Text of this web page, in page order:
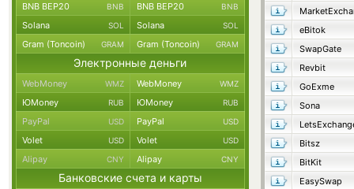
eBitok
SwapGate
Revbit
GoExme
Sona
Bitsz
BitKit
EasySwap
BNB BEP20 BNB BNB BEP20 BNB
Solana SOL Solana SOL
Gram (Toncoin) GRAM Gram (Toncoin) GRAM
Электронные деньги
WebMoney WMZ WebMoney WMZ
ЮMoney RUB ЮMoney RUB
PayPal USD PayPal USD
Volet USD Volet USD
Alipay CNY Alipay CNY
Банковские счета и карты